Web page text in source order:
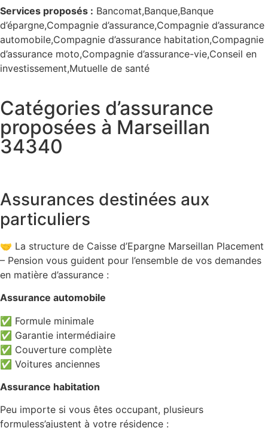
Services proposés : Bancomat,Banque,Banque
d’épargne,Compagnie d’assurance,Compagnie d’assurance
automobile,Compagnie d’assurance habitation,Compagnie
d’assurance moto,Compagnie d’assurance-vie,Conseil en
investissement,Mutuelle de santé
Catégories d’assurance
proposées à Marseillan
34340
Assurances destinées aux
particuliers
🤝 La structure de Caisse d’Epargne Marseillan Placement
– Pension vous guident pour l’ensemble de vos demandes
en matière d’assurance :
Assurance automobile
✅ Formule minimale
✅ Garantie intermédiaire
✅ Couverture complète
✅ Voitures anciennes
Assurance habitation
Peu importe si vous êtes occupant, plusieurs
formuless’ajustent à votre résidence :